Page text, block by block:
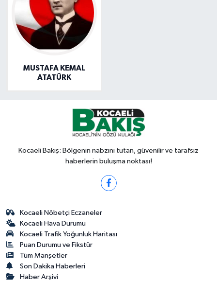
MUSTAFA KEMAL
ATATÜRK
Kocaeli Bakış: Bölgenin nabzını tutan, güvenilir ve tarafsız
haberlerin buluşma noktası!
Kocaeli Nöbetçi Eczaneler
Kocaeli Hava Durumu
Kocaeli Trafik Yoğunluk Haritası
Puan Durumu ve Fikstür
Tüm Manşetler
Son Dakika Haberleri
Haber Arşivi